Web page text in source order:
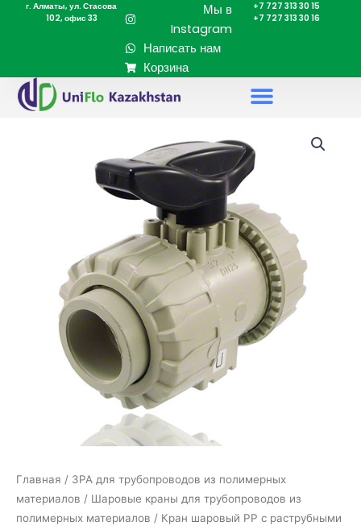
Перейтиг. Алматы, ул. Стасова
102, офис 33
Мы в
Instagram
Написать нам
Корзина
+7 727 313 30 15
+7 727 313 30 16
Главная / ЗРА для трубопроводов из полимерных
материалов / Шаровые краны для трубопроводов из
полимерных материалов / Кран шаровый PP c раструбными